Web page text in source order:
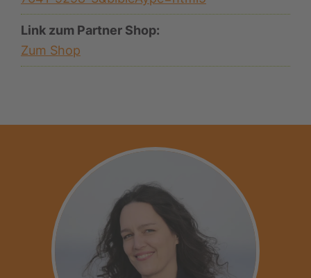
Link zum Partner Shop:
Zum Shop